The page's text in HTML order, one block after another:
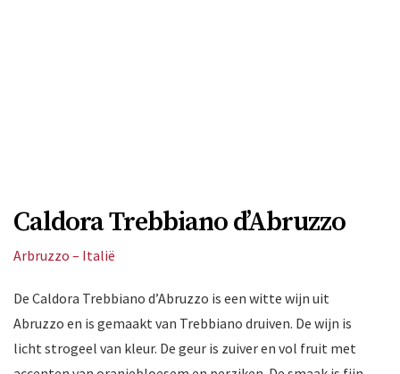
Caldora Trebbiano d’Abruzzo
Arbruzzo – Italië
De Caldora Trebbiano d’Abruzzo is een witte wijn uit
Abruzzo en is gemaakt van Trebbiano druiven. De wijn is
licht strogeel van kleur. De geur is zuiver en vol fruit met